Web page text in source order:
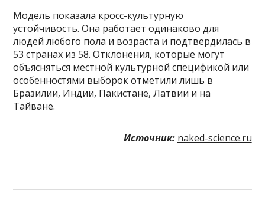
Модель показала кросс-культурную
устойчивость. Она работает одинаково для
людей любого пола и возраста и подтвердилась в
53 странах из 58. Отклонения, которые могут
объясняться местной культурной спецификой или
особенностями выборок отметили лишь в
Бразилии, Индии, Пакистане, Латвии и на
Тайване.
Источник: naked-science.ru